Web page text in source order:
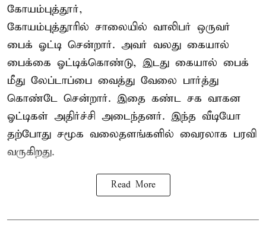
கோயம்புத்தூர்,
கோயம்புத்தூரில் சாலையில் வாலிபர் ஒருவர்
பைக் ஓட்டி சென்றார். அவர் வலது கையால்
பைக்கை ஓட்டிக்கொண்டு, இடது கையால் பைக்
மீது லேப்டாப்பை வைத்து வேலை பார்த்து
கொண்டே சென்றார். இதை கண்ட சக வாகன
ஓட்டிகள் அதிர்ச்சி அடைந்தனர். இந்த வீடியோ
தற்போது சமூக வலைதளங்களில் வைரலாக பரவி
வருகிறது.
Read More